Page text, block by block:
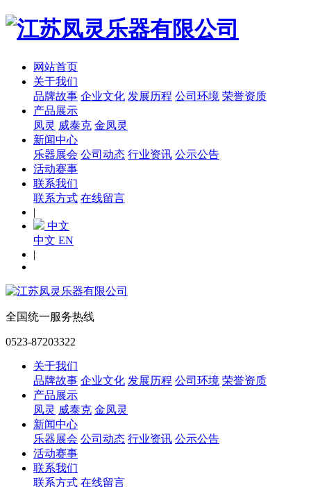
网站首页
关于我们
品牌故事 企业文化 发展历程 公司环境 荣誉资质
产品展示
凤灵 威泰克 金凤灵
新闻中心
乐器展会 公司动态 行业资讯 公示公告
活动赛事
联系我们
联系方式 在线留言
|
中文
中文 EN
|
全国统一服务热线
0523-87203322
关于我们
品牌故事 企业文化 发展历程 公司环境 荣誉资质
产品展示
凤灵 威泰克 金凤灵
新闻中心
乐器展会 公司动态 行业资讯 公示公告
活动赛事
联系我们
联系方式 在线留言